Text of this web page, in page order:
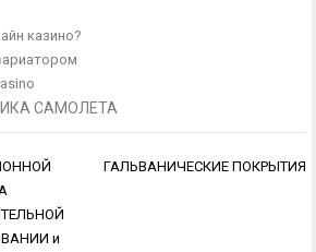
казино?
САМОЛЕТА
и
ГАЛЬВАНИЧЕСКИЕ ПОКРЫТИЯ